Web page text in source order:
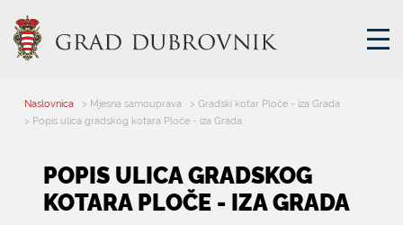
GRADSKA UPRAVA
GRADONAČELNIK
GRADSKO VIJEĆE
MJESNA SAMOUPRAVA
Naslovnica > Mjesna samouprava
> Gradski kotar Ploče - iza Grada
> Popis ulica gradskog kotara Ploče - iza Grada
POPIS ULICA GRADSKOG
KOTARA PLOČE - IZA GRADA